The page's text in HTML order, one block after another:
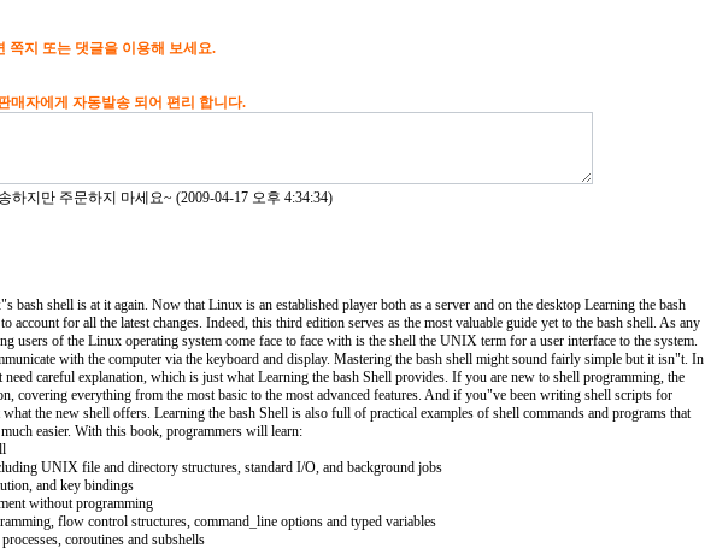
쪽지 또는 댓글을 이용해 보세요.
에게 자동발송 되어 편리 합니다.
하지만 주문하지 마세요~ (2009-04-17 오후 4:34:34)
shell is at it again. Now that Linux is an established player both as a server and on the desktop Learning the bash
account for all the latest changes. Indeed, this third edition serves as the most valuable guide yet to the bash shell. As any
users of the Linux operating system come face to face with is the shell the UNIX term for a user interface to the system.
with the computer via the keyboard and display. Mastering the bash shell might sound fairly simple but it isn"t. In
need careful explanation, which is just what Learning the bash Shell provides. If you are new to shell programming, the
covering everything from the most basic to the most advanced features. And if you"ve been writing shell scripts for
the new shell offers. Learning the bash Shell is also full of practical examples of shell commands and programs that
easier. With this book, programmers will learn:
UNIX file and directory structures, standard I/O, and background jobs
and key bindings
without programming
flow control structures, command_line options and typed variables
coroutines and subshells